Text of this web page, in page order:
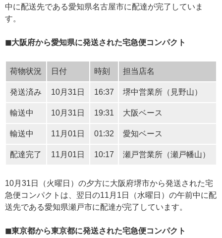
中に配送先である愛知県名古屋市に配達が完了していま
す。
◼大阪府から愛知県に発送された宅急便コンパクト
荷物状況 日付 時刻 担当店名
発送済み 10月31日 16:37 堺中営業所（見野山）
輸送中 10月31日 19:31 大阪ベース
輸送中 11月01日 01:32 愛知ベース
配達完了 11月01日 10:17 瀬戸営業所（瀬戸幡山）
10月31日（火曜日）の夕方に大阪府堺市から発送された宅
急便コンパクトは、翌日の11月1日（水曜日）の午前中に配
送先である愛知県瀬戸市に配達が完了しています。
◼東京都から東京都に発送された宅急便コンパクト